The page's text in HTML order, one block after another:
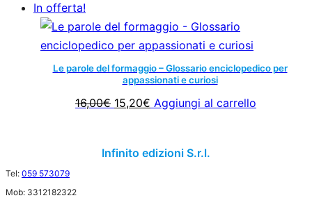
originale
era:
13,00€.
attuale
è:
12,35€.
In offerta!
Le parole del formaggio – Glossario enciclopedico per
appassionati e curiosi
16,00€ Il
era:
15,20€ Il
è:
Aggiungi al carrello
Infinito edizioni S.r.l.
Tel: 059 573079
Mob: 3312182322